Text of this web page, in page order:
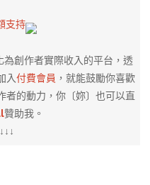
支持
為創作者實際收入的平台，透
入付費會員 ，就能鼓勵你喜歡
者的動力，你〔妳〕也可以直
贊助我。